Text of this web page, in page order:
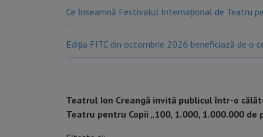
Ce înseamnă Festivalul Internațional de Teatru
Ediția FITC din octombrie 2026 beneficiază de o
Teatrul Ion Creangă invită publicul într-o
Teatru pentru Copii „100, 1.000, 1.000.000 de